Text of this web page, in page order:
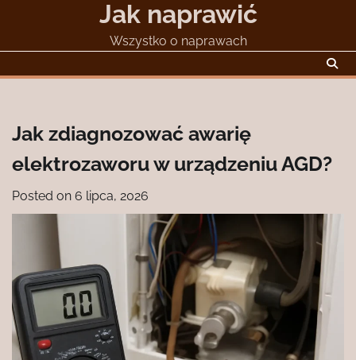
Jak naprawić
Wszystko o naprawach
Jak zdiagnozować awarię
elektrozaworu w urządzeniu AGD?
Posted on 6 lipca, 2026